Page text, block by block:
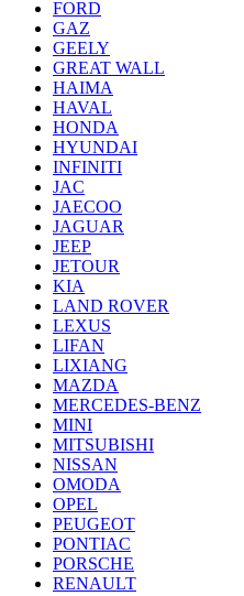
FORD
GAZ
GEELY
GREAT WALL
HAIMA
HAVAL
HONDA
HYUNDAI
INFINITI
JAC
JAECOO
JAGUAR
JEEP
JETOUR
KIA
LAND ROVER
LEXUS
LIFAN
LIXIANG
MAZDA
MERCEDES-BENZ
MINI
MITSUBISHI
NISSAN
OMODA
OPEL
PEUGEOT
PONTIAC
PORSCHE
RENAULT